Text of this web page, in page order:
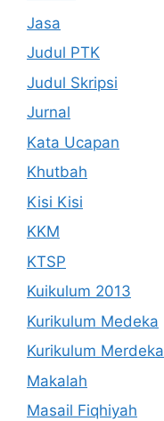
Jasa
Judul PTK
Judul Skripsi
Jurnal
Kata Ucapan
Khutbah
Kisi Kisi
KKM
KTSP
Kuikulum 2013
Kurikulum Medeka
Kurikulum Merdeka
Makalah
Masail Fiqhiyah